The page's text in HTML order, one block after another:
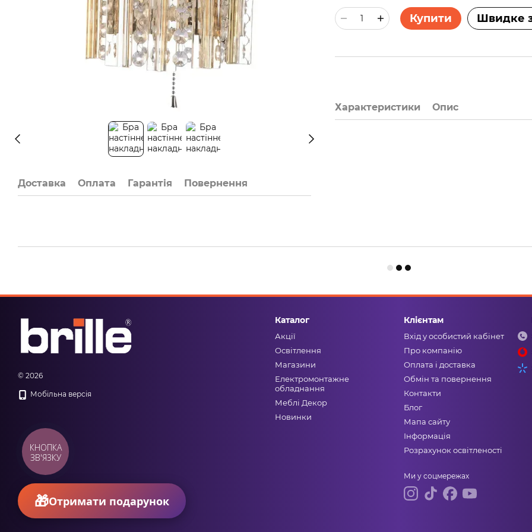
Доставка Оплата Гарантія Повернення
Купити Швидке
Характеристики Опис
© 2026
Мобільна версія
Каталог
Акції
Освітлення
Магазини
Електромонтажне
обладнання
Меблі Декор
Новинки
Клієнтам
Вхід у особистий кабінет
Про компанію
Оплата і доставка
Обмін та повернення
Контакти
Блог
Мапа сайту
Інформація
Розрахунок освітленості
Ми у соцмережах
КНОПКА
ЗВ'ЯЗКУ
Отримати подарунок